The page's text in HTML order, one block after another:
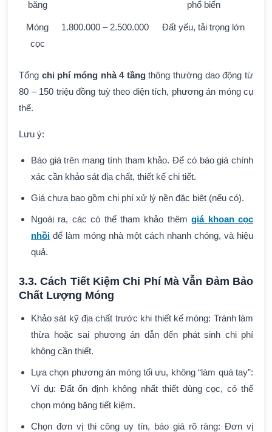
băng
phổ biến
Móng
cọc
1.800.000 – 2.500.000 Đất yếu, tải trọng lớn
Tổng chi phí móng nhà 4 tầngthông thường dao động từ
80 – 150 triệu đồng tuỳ theo diện tích, phương án móng cụ
thể.
Lưu ý:
Báo giá trên mang tính tham khảo. Để có báo giá chính
xác cần khảo sát địa chất, thiết kế chi tiết.
Giá chưa bao gồm chi phí xử lý nền đặc biệt (nếu có).
Ngoài ra, các có thể tham khảo thêmgiá khoan cọc
nhồi để làm móng nhà một cách nhanh chóng, và hiệu
quả.
3.3. Cách Tiết Kiệm Chi Phí Mà Vẫn Đảm Bảo
Chất Lượng Móng
Khảo sát kỹ địa chất trước khi thiết kế móng: Tránh làm
thừa hoặc sai phương án dẫn đến phát sinh chi phí
không cần thiết.
Lựa chọn phương án móng tối ưu, không “làm quá tay”:
Ví dụ: Đất ổn định không nhất thiết dùng cọc, có thể
chọn móng băng tiết kiệm.
Chọn đơn vị thi công uy tín, báo giá rõ ràng: Đơn vị